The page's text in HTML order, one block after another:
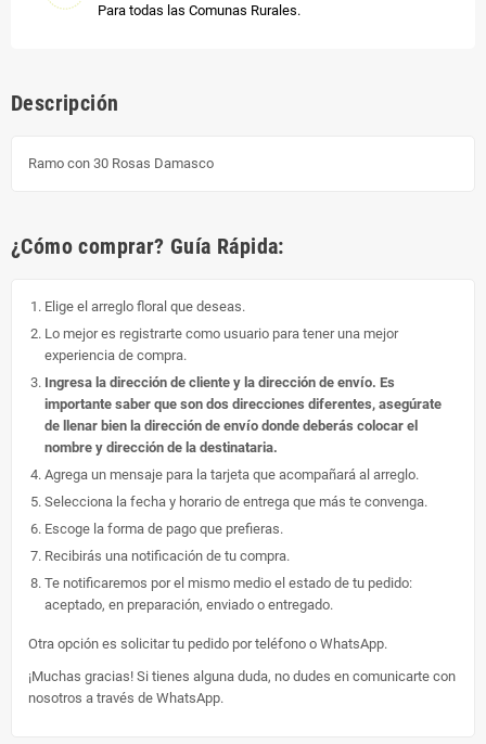
Para todas las Comunas Rurales.
Descripción
Ramo con 30 Rosas Damasco
¿Cómo comprar? Guía Rápida:
Elige el arreglo floral que deseas.
Lo mejor es registrarte como usuario para tener una mejor
experiencia de compra.
Ingresa la dirección de cliente y la dirección de envío. Es
importante saber que son dos direcciones diferentes, asegúrate
de llenar bien la dirección de envío donde deberás colocar el
nombre y dirección de la destinataria.
Agrega un mensaje para la tarjeta que acompañará al arreglo.
Selecciona la fecha y horario de entrega que más te convenga.
Escoge la forma de pago que prefieras.
Recibirás una notificación de tu compra.
Te notificaremos por el mismo medio el estado de tu pedido:
aceptado, en preparación, enviado o entregado.
Otra opción es solicitar tu pedido por teléfono o WhatsApp.
¡Muchas gracias! Si tienes alguna duda, no dudes en comunicarte con
nosotros a través de WhatsApp.